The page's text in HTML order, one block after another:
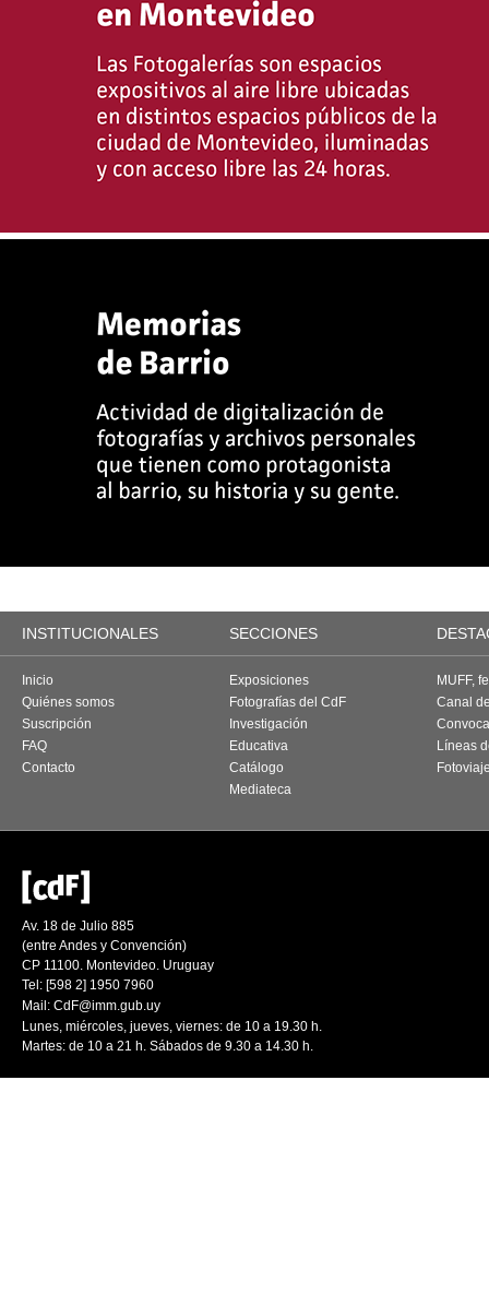
INSTITUCIONALES SECCIONES
Inicio
Quiénes somos
Suscripción
FAQ
Contacto
Exposiciones
Fotografías del CdF
Investigación
Educativa
Catálogo
Mediateca
MUFF,
Canal
Líneas
Av. 18 de Julio 885
(entre Andes y Convención)
CP 11100. Montevideo. Uruguay
Tel: [598 2] 1950 7960
Mail: CdF@imm.gub.uy
Lunes, miércoles, jueves, viernes: de 10 a 19.30 h.
Martes: de 10 a 21 h. Sábados de 9.30 a 14.30 h.